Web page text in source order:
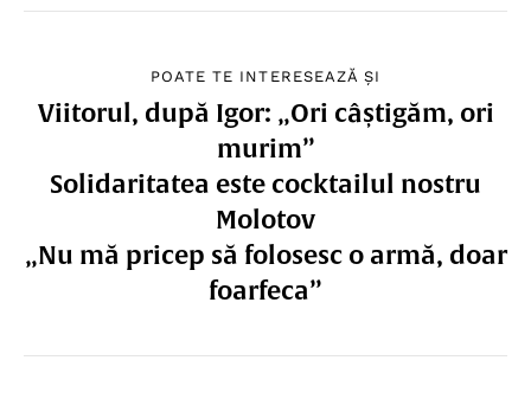
POATE TE INTERESEAZĂ ȘI
Viitorul, după Igor: „Ori câștigăm, ori
murim”
Solidaritatea este cocktailul nostru
Molotov
„Nu mă pricep să folosesc o armă, doar
foarfeca”